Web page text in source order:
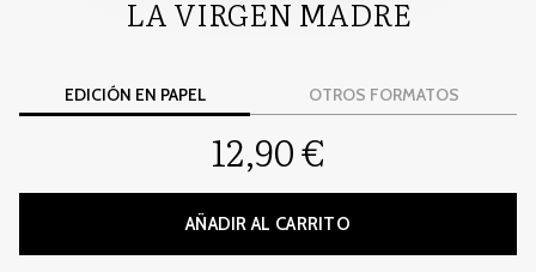
LA VIRGEN MADRE
EDICIÓN EN PAPEL OTROS FORMATOS
12,90 €
AÑADIR AL CARRITO